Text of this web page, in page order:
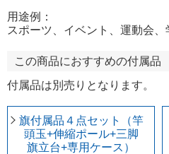
用途例：
スポーツ、イベント、運動会
この商品におすすめの付属品
付属品は別売りとなります。
旗付属品４点セット（竿
頭玉+伸縮ポール+三脚
旗立台+専用ケース）